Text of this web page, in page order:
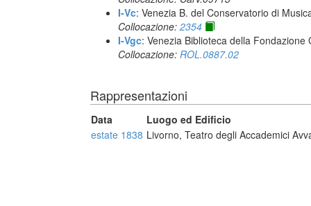
I-Vc: Venezia B. del Conservatorio di
Collocazione: 2354
I-Vgc: Venezia Biblioteca della Fondazione
Collocazione: ROL.0887.02
Rappresentazioni
Data
Luogo ed Edificio
estate 1838 Livorno, Teatro degli Accademici